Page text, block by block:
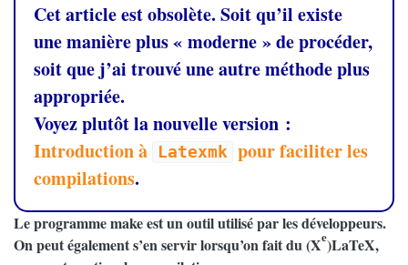
Cet article est obsolète. Soit qu’il existe
une manière plus « moderne » de procéder,
soit que j’ai trouvé une autre méthode plus
appropriée.
Voyez plutôt la nouvelle version :
Introduction à
Latexmk pour faciliter les
compilations.
Le programme make est un outil utilisé par les développeurs.
On peut également s’en servir lorsqu’on fait du (Xe)LaTeX,